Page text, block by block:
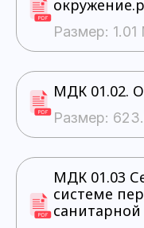
Размер:
МДК 01.02.
Размер:
МДК 01.03
системе